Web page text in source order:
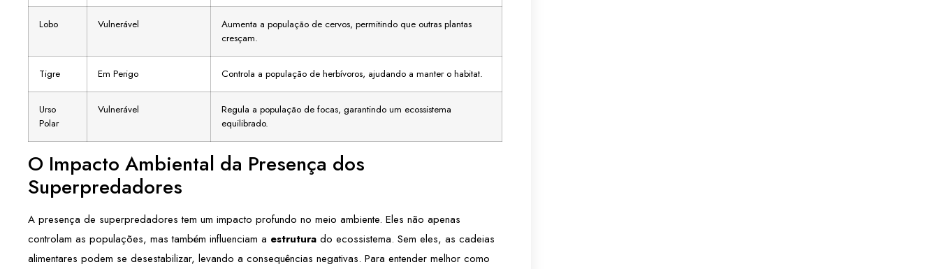
Lobo Vulnerável
Aumenta a população de cervos, permitindo que outras plantas
cresçam.
Tigre Em Perigo Controla a população de herbívoros, ajudando a manter o habitat.
Urso
Polar
Vulnerável
Regula a população de focas, garantindo um ecossistema
equilibrado.
O Impacto Ambiental da Presença dos
Superpredadores
A presença de superpredadores tem um impacto profundo no meio ambiente. Eles não apenas
controlam as populações, mas também influenciam a estrutura do ecossistema. Sem eles, as cadeias
alimentares podem se desestabilizar, levando a consequências negativas. Para entender melhor como